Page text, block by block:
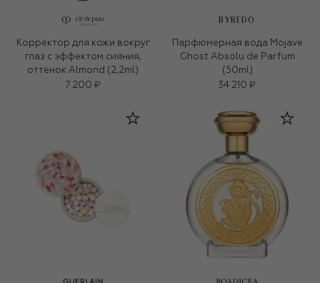
Корректор для кожи вокруг
глаз с эффектом сияния,
оттенок Almond (2,2ml)
7 200 ₽
BYREDO
Парфюмерная вода Mojave
Ghost Absolu de Parfum
(50ml)
34 210 ₽